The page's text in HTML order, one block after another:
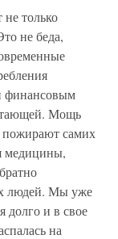
только
не беда,
финансовым
Мощь
пожирают самих
медицины,
людей. Мы уже
долго и в свое
на